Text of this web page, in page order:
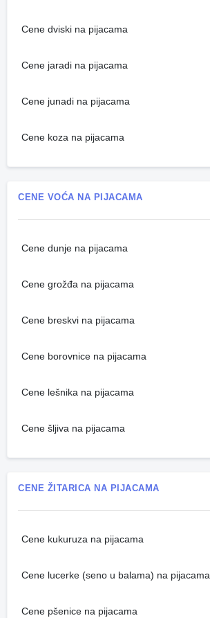
Cene dviski na pijacama
Cene jaradi na pijacama
Cene junadi na pijacama
Cene koza na pijacama
CENE VOĆA NA PIJACAMA
Cene dunje na pijacama
Cene grožđa na pijacama
Cene breskvi na pijacama
Cene borovnice na pijacama
Cene lešnika na pijacama
Cene šljiva na pijacama
CENE ŽITARICA NA PIJACAMA
Cene kukuruza na pijacama
Cene lucerke (seno u balama) na pijacama
Cene pšenice na pijacama